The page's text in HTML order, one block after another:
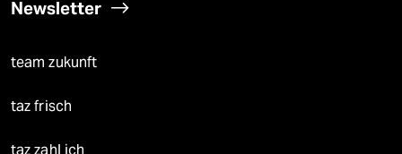
Newsletter
team zukunft
taz frisch
taz zahl ich